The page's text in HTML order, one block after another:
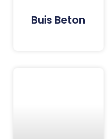
Buis Beton